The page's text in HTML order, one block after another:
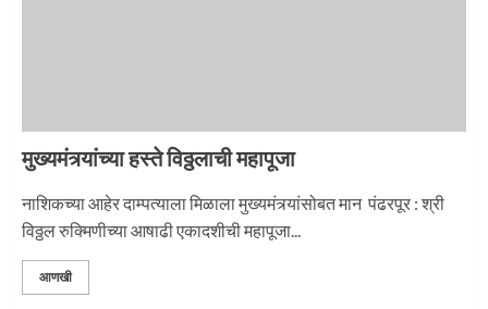
मुख्यमंत्र्यांच्या हस्ते विठ्ठलाची महापूजा
नाशिकच्या आहेर दाम्पत्याला मिळाला मुख्यमंत्र्यांसोबत मान पंढरपूर : श्री
विठ्ठल रुक्मिणीच्या आषाढी एकादशीची महापूजा...
आणखी